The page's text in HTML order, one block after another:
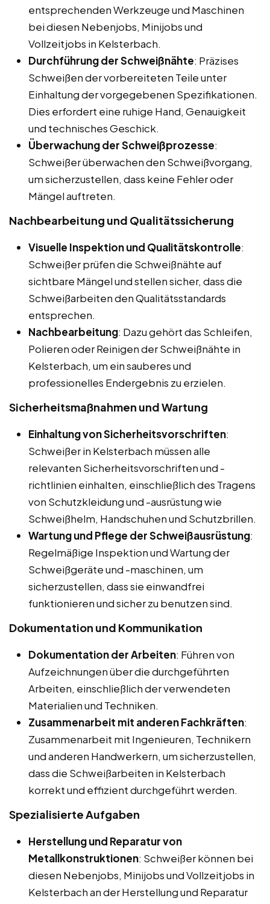
entsprechenden Werkzeuge und Maschinen
bei diesen Nebenjobs, Minijobs und
Vollzeitjobs in Kelsterbach.
Durchführung der Schweißnähte: Präzises
Schweißen der vorbereiteten Teile unter
Einhaltung der vorgegebenen Spezifikationen.
Dies erfordert eine ruhige Hand, Genauigkeit
und technisches Geschick.
Überwachung der Schweißprozesse:
Schweißer überwachen den Schweißvorgang,
um sicherzustellen, dass keine Fehler oder
Mängel auftreten.
Nachbearbeitung und Qualitätssicherung
Visuelle Inspektion und Qualitätskontrolle:
Schweißer prüfen die Schweißnähte auf
sichtbare Mängel und stellen sicher, dass die
Schweißarbeiten den Qualitätsstandards
entsprechen.
Nachbearbeitung: Dazu gehört das Schleifen,
Polieren oder Reinigen der Schweißnähte in
Kelsterbach, um ein sauberes und
professionelles Endergebnis zu erzielen.
Sicherheitsmaßnahmen und Wartung
Einhaltung von Sicherheitsvorschriften:
Schweißer in Kelsterbach müssen alle
relevanten Sicherheitsvorschriften und -
richtlinien einhalten, einschließlich des Tragens
von Schutzkleidung und -ausrüstung wie
Schweißhelm, Handschuhen und Schutzbrillen.
Wartung und Pflege der Schweißausrüstung:
Regelmäßige Inspektion und Wartung der
Schweißgeräte und -maschinen, um
sicherzustellen, dass sie einwandfrei
funktionieren und sicher zu benutzen sind.
Dokumentation und Kommunikation
Dokumentation der Arbeiten: Führen von
Aufzeichnungen über die durchgeführten
Arbeiten, einschließlich der verwendeten
Materialien und Techniken.
Zusammenarbeit mit anderen Fachkräften:
Zusammenarbeit mit Ingenieuren, Technikern
und anderen Handwerkern, um sicherzustellen,
dass die Schweißarbeiten in Kelsterbach
korrekt und effizient durchgeführt werden.
Spezialisierte Aufgaben
Herstellung und Reparatur von
Metallkonstruktionen: Schweißer können bei
diesen Nebenjobs, Minijobs und Vollzeitjobs in
Kelsterbach an der Herstellung und Reparatur